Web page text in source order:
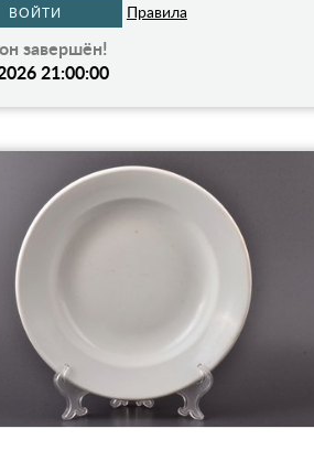
ВОЙТИ Правила
завершён!
21:00:00